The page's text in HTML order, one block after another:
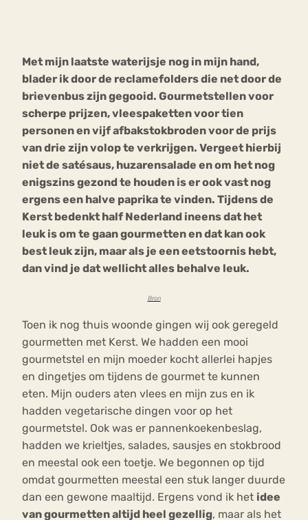
Met mijn laatste waterijsje nog in mijn hand,
blader ik door de reclamefolders die net door de
brievenbus zijn gegooid. Gourmetstellen voor
scherpe prijzen, vleespaketten voor tien
personen en vijf afbakstokbroden voor de prijs
van drie zijn volop te verkrijgen. Vergeet hierbij
niet de satésaus, huzarensalade en om het nog
enigszins gezond te houden is er ook vast nog
ergens een halve paprika te vinden. Tijdens de
Kerst bedenkt half Nederland ineens dat het
leuk is om te gaan gourmetten en dat kan ook
best leuk zijn, maar als je een eetstoornis hebt,
dan vind je dat wellicht alles behalve leuk.
Bron
Toen ik nog thuis woonde gingen wij ook geregeld
gourmetten met Kerst. We hadden een mooi
gourmetstel en mijn moeder kocht allerlei hapjes
en dingetjes om tijdens de gourmet te kunnen
eten. Mijn ouders aten vlees en mijn zus en ik
hadden vegetarische dingen voor op het
gourmetstel. Ook was er pannenkoekenbeslag,
hadden we krieltjes, salades, sausjes en stokbrood
en meestal ook een toetje. We begonnen op tijd
omdat gourmetten meestal een stuk langer duurde
dan een gewone maaltijd. Ergens vond ik het idee
van gourmetten altijd heel gezellig, maar als het
Forum
mia
Nerv
osa
Eetstoornis Anorexia Nervosa
Eetbuien Piekeren Sport
Trauma
Orthorexia
Afvallen Angst